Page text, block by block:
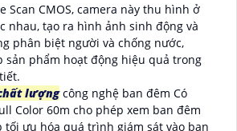
Scan CMOS, camera này thu hình ở
nhau, tạo ra hình ảnh sinh động và
phân biệt người và chống nước,
sản phẩm hoạt động hiệu quả trong
lượngcông nghệ ban đêm Có
Color 60m cho phép xem ban đêm
tối ưu hóa quá trình giám sát vào ban